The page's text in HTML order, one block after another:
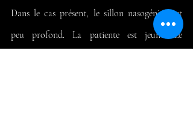
Dans le cas présent, le sillon nasogénien est
peu profond. La patiente est jeune. Le